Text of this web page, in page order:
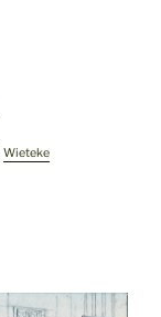
Wieteke